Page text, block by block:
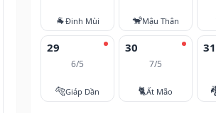
🐐Đinh Mùi 🐒Mậu Thân
29
6/5
🐅Giáp Dần
30
7/5
🐈Ất Mão
31